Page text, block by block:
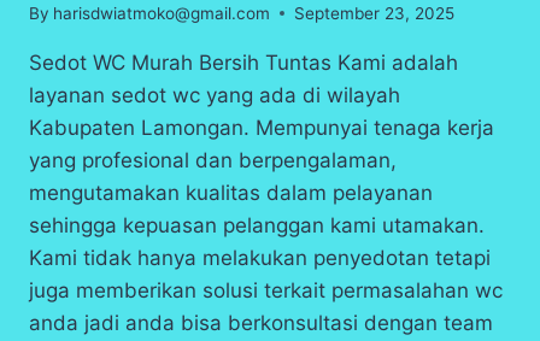
By harisdwiatmoko@gmail.com September 23, 2025
Sedot WC Murah Bersih Tuntas Kami adalah
layanan sedot wc yang ada di wilayah
Kabupaten Lamongan. Mempunyai tenaga kerja
yang profesional dan berpengalaman,
mengutamakan kualitas dalam pelayanan
sehingga kepuasan pelanggan kami utamakan.
Kami tidak hanya melakukan penyedotan tetapi
juga memberikan solusi terkait permasalahan wc
anda jadi anda bisa berkonsultasi dengan team